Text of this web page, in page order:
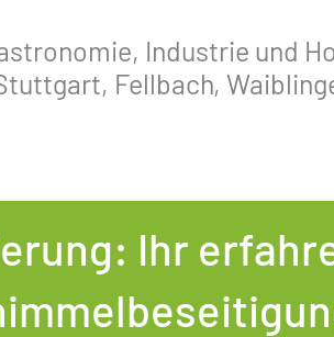
Industrie und
Fellbach,
Ihr